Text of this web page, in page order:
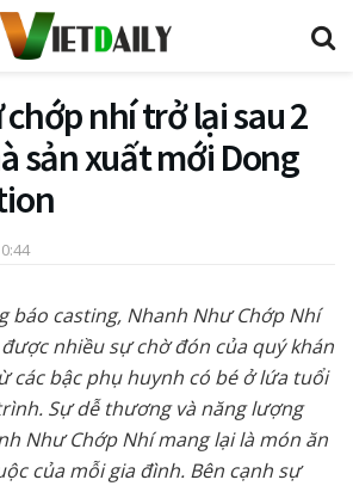
nhí trở lại sau 2
sản xuất mới Dong
báo casting, Nhanh Như Chớp Nhí
nhiều sự chờ đón của quý khán
các bậc phụ huynh có bé ở lứa tuổi
Sự dễ thương và năng lượng
Như Chớp Nhí mang lại là món ăn
của mỗi gia đình. Bên cạnh sự